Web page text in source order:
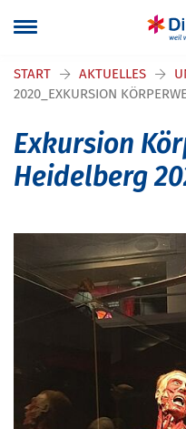
START AKTUELLES
2020_EXKURSION
Exkursion
Heidelberg